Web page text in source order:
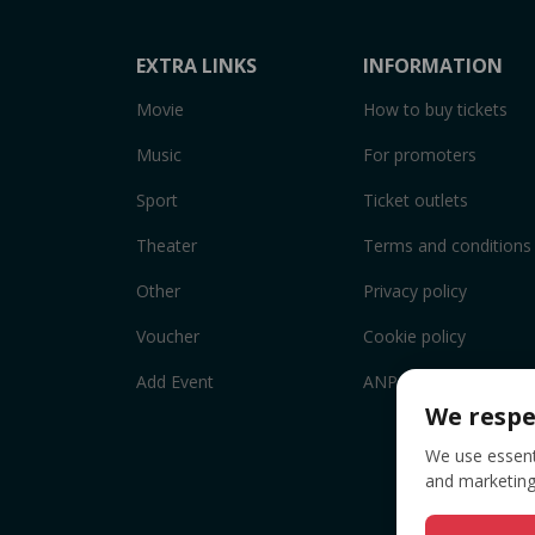
EXTRA LINKS
Movie
Music
Sport
Theater
Other
Voucher
Add Event
INFORMATION
How to buy tickets
For promoters
Ticket outlets
Terms and conditions
Privacy policy
Cookie policy
ANPC
We
We use
and